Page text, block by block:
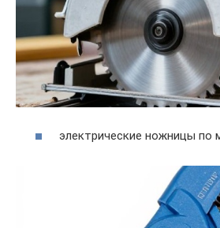
электрические ножницы по